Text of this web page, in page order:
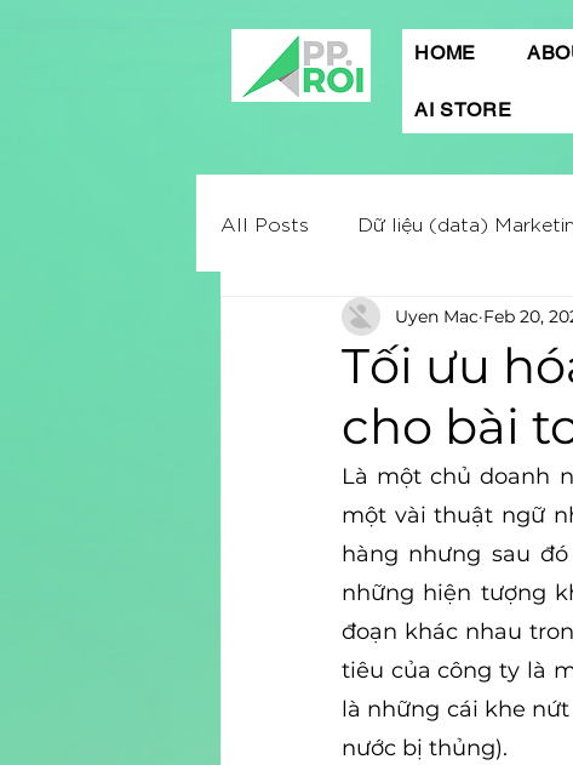
HOME
AI STORE
All Posts Dữ liệu (data)
Mobile App Marketing
Digital marketing
Quảng cáo Facebook
Tối ưu
cho bài
Uyen Mac Feb 20,
Là một chủ doanh
một vài thuật ngữ
hàng nhưng sau
những hiện tượng
đoạn khác nhau
tiêu của công ty là
là những cái khe
nước bị thủng).